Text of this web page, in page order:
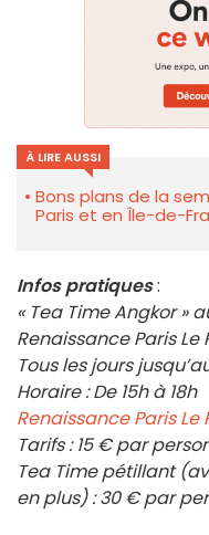
À LIRE AUSSI
Bons plans de la
Paris et en Île-de-
Infos pratiques:
« Tea Time Angkor »
Renaissance Paris
Tous les jours
Horaire : De 15h à 18h
Renaissance Paris
Tarifs : 15 € par
Tea Time pétillant
en plus) : 30 € par